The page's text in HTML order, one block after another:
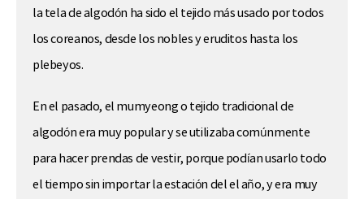
la tela de algodón ha sido el tejido más usado por todos
los coreanos, desde los nobles y eruditos hasta los
plebeyos.
En el pasado, el mumyeong o tejido tradicional de
algodón era muy popular y se utilizaba comúnmente
para hacer prendas de vestir, porque podían usarlo todo
el tiempo sin importar la estación del el año, y era muy